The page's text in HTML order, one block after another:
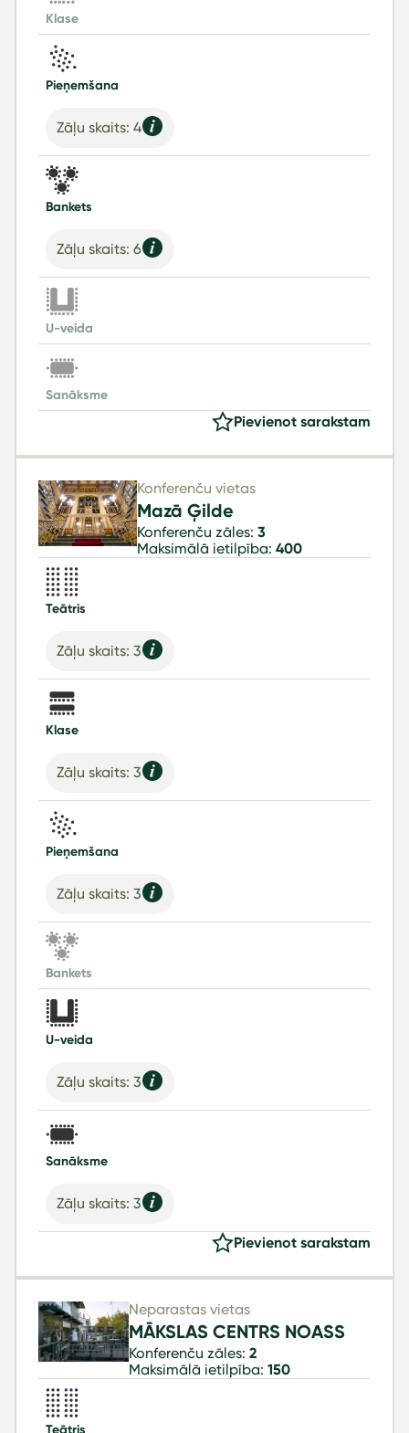
Klase
Pieņemšana
Zāļu skaits: 4
Bankets
Zāļu skaits: 6
U-veida
Sanāksme
Pievienot sarakstam
Konferenču vietas
Mazā Ģilde
Konferenču zāles:3
Maksimālā ietilpība:400
Teātris
Zāļu skaits: 3
Klase
Zāļu skaits: 3
Pieņemšana
Zāļu skaits: 3
Bankets
U-veida
Zāļu skaits: 3
Sanāksme
Zāļu skaits: 3
Pievienot sarakstam
Neparastas vietas
MĀKSLAS CENTRS NOASS
Konferenču zāles: 2
Maksimālā ietilpība: 150
Teātris